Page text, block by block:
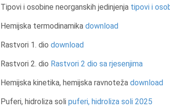
Tipovi i osobine neorganskih jedinjenja tipovi i
Hemijska termodinamika download
Rastvori 1. dio download
Rastvori 2. dio Rastvori 2 dio sa rjesenjima
Hemijska kinetika, hemijska ravnoteža download
Puferi, hidroliza soli puferi, hidroliza soli 2025